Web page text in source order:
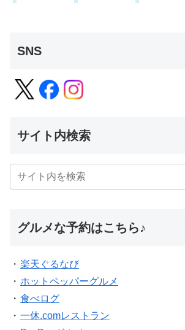
SNS
サイト内検索
グルメな予約はこちら♪
・ 楽天ぐるなび
・ ホットペッパーグルメ
・ 食べログ
・ 一休.comレストラン